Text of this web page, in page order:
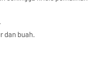
dan buah.